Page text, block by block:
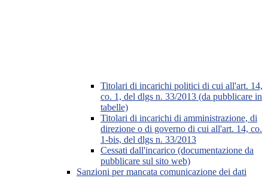
Titolari di incarichi politici di cui all'art. 14,
co. 1, del dlgs n. 33/2013 (da pubblicare in
tabelle)
Titolari di incarichi di amministrazione, di
direzione o di governo di cui all'art. 14, co.
1-bis, del dlgs n. 33/2013
Cessati dall'incarico (documentazione da
pubblicare sul sito web)
Sanzioni per mancata comunicazione dei dati